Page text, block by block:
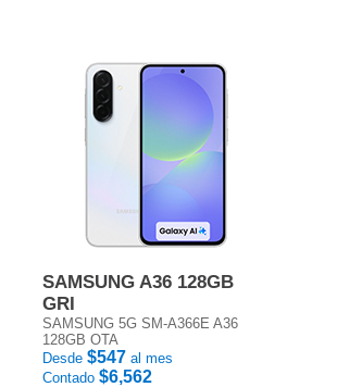
SAMSUNG A36 128GB
GRI
SAMSUNG 5G SM-A366E A36
128GB OTA
Desde $547 al mes
Contado $6,562